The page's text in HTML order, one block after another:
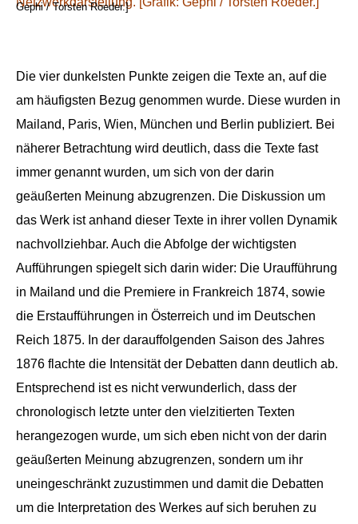
Gephi / Torsten Roeder.]
Die vier dunkelsten Punkte zeigen die Texte an, auf die
am häufigsten Bezug genommen wurde. Diese wurden in
Mailand, Paris, Wien, München und Berlin publiziert. Bei
näherer Betrachtung wird deutlich, dass die Texte fast
immer genannt wurden, um sich von der darin
geäußerten Meinung abzugrenzen. Die Diskussion um
das Werk ist anhand dieser Texte in ihrer vollen Dynamik
nachvollziehbar. Auch die Abfolge der wichtigsten
Aufführungen spiegelt sich darin wider: Die Uraufführung
in Mailand und die Premiere in Frankreich 1874, sowie
die Erstaufführungen in Österreich und im Deutschen
Reich 1875. In der darauffolgenden Saison des Jahres
1876 flachte die Intensität der Debatten dann deutlich ab.
Entsprechend ist es nicht verwunderlich, dass der
chronologisch letzte unter den vielzitierten Texten
herangezogen wurde, um sich eben nicht von der darin
geäußerten Meinung abzugrenzen, sondern um ihr
uneingeschränkt zuzustimmen und damit die Debatten
um die Interpretation des Werkes auf sich beruhen zu